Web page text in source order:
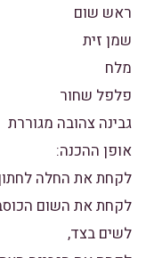
ראש שום
שמן זית
מלח
פלפל שחור
גבינה צהובה מגוררת
אופן ההכנה:
לקחת את החלה
לקחת את השום
לשים בצד,